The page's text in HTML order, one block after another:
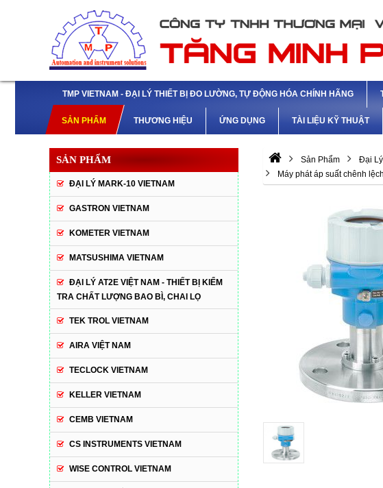
TMP VIETNAM - ĐẠI LÝ THIẾT BỊ ĐO LƯỜNG, TỰ ĐỘNG HÓA CHÍNH HÃNG
SẢN PHẨM THƯƠNG HIỆU ỨNG DỤNG TÀI LIỆU KỸ THUẬT
Sản Phẩm
Đại
Máy phát áp suất chênh
SẢN PHẨM
ĐẠI LÝ MARK-10 VIETNAM
GASTRON VIETNAM
KOMETER VIETNAM
MATSUSHIMA VIETNAM
ĐẠI LÝ AT2E VIỆT NAM - THIẾT BỊ KIỂM
TRA CHẤT LƯỢNG BAO BÌ, CHAI LỌ
TEK TROL VIETNAM
AIRA VIỆT NAM
TECLOCK VIETNAM
KELLER VIETNAM
CEMB VIETNAM
CS INSTRUMENTS VIETNAM
WISE CONTROL VIETNAM